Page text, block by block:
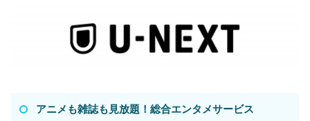
アニメも雑誌も見放題！総合エンタメサービス